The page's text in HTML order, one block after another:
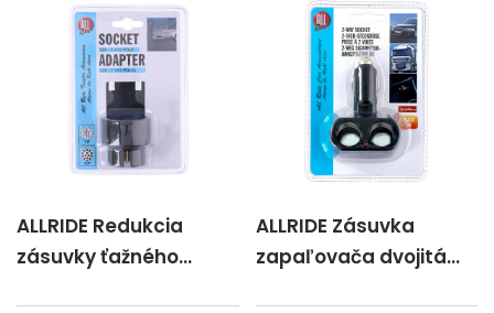
ALLRIDE Redukcia
zásuvky ťažného
ALLRIDE Zásuvka
zapaľovača dvojitá